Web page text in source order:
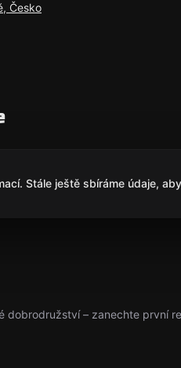
Česko
Stále ještě sbíráme údaje,
dobrodružství – zanechte první